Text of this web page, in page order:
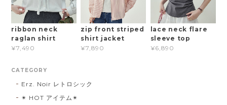
ribbon neck
raglan shirt
¥7,490
zip front striped
shirt jacket
¥7,890
lace neck flare
sleeve top
¥6,890
CATEGORY
Erz. Noir レトロシック
✴︎ HOT アイテム✴︎